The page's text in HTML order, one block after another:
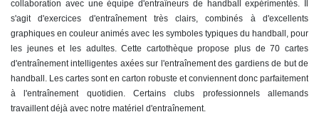
collaboration avec une équipe d'entraîneurs de handball expérimentés. Il
s'agit d'exercices d'entraînement très clairs, combinés à d'excellents
graphiques en couleur animés avec les symboles typiques du handball, pour
les jeunes et les adultes. Cette cartothèque propose plus de 70 cartes
d'entraînement intelligentes axées sur l'entraînement des gardiens de but de
handball. Les cartes sont en carton robuste et conviennent donc parfaitement
à l'entraînement quotidien. Certains clubs professionnels allemands
travaillent déjà avec notre matériel d'entraînement.